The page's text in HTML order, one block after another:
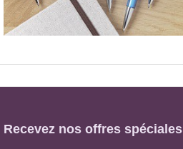
Recevez nos offres spéciales